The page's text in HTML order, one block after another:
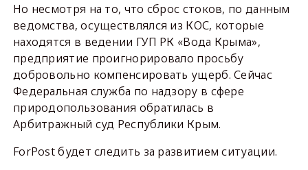
Но несмотря на то, что сброс стоков, по данным
ведомства, осуществлялся из КОС, которые
находятся в ведении ГУП РК «Вода Крыма»,
предприятие проигнорировало просьбу
добровольно компенсировать ущерб. Сейчас
Федеральная служба по надзору в сфере
природопользования обратилась в
Арбитражный суд Республики Крым.
ForPost будет следить за развитием ситуации.